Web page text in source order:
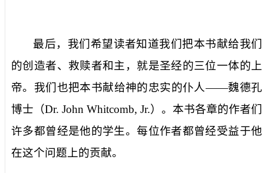
最后，我们希望读者知道我们把本书献给我们
的创造者、救赎者和主，就是圣经的三位一体的上
帝。我们也把本书献给神的忠实的仆人——魏德孔
博士（Dr. John Whitcomb, Jr.）。本书各章的作者们
许多都曾经是他的学生。每位作者都曾经受益于他
在这个问题上的贡献。